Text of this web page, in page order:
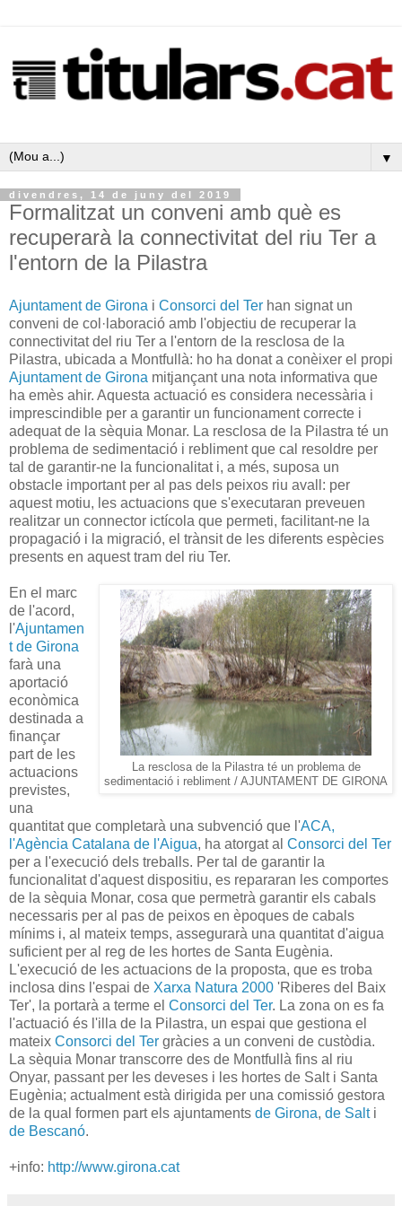
▼
divendres, 14 de juny del 2019
Formalitzat un conveni amb què es
recuperarà la connectivitat del riu Ter a
l'entorn de la Pilastra
Ajuntament de Girona i Consorci del Ter han signat un
conveni de col·laboració amb l'objectiu de recuperar la
connectivitat del riu Ter a l'entorn de la resclosa de la
Pilastra, ubicada a Montfullà: ho ha donat a conèixer el propi
Ajuntament de Girona mitjançant una nota informativa que
ha emès ahir. Aquesta actuació es considera necessària i
imprescindible per a garantir un funcionament correcte i
adequat de la sèquia Monar. La resclosa de la Pilastra té un
problema de sedimentació i rebliment que cal resoldre per
tal de garantir-ne la funcionalitat i, a més, suposa un
obstacle important per al pas dels peixos riu avall: per
aquest motiu, les actuacions que s'executaran preveuen
realitzar un connector ictícola que permeti, facilitant-ne la
propagació i la migració, el trànsit de les diferents espècies
presents en aquest tram del riu Ter.
La resclosa de la Pilastra té un problema de
sedimentació i rebliment / AJUNTAMENT DE GIRONA
En el marc
de l'acord,
l'Ajuntamen
t de Girona
farà una
aportació
econòmica
destinada a
finançar
part de les
actuacions
previstes,
una
quantitat que completarà una subvenció que l'ACA,
l'Agència Catalana de l'Aigua, ha atorgat al Consorci del Ter
per a l'execució dels treballs. Per tal de garantir la
funcionalitat d'aquest dispositiu, es repararan les comportes
de la sèquia Monar, cosa que permetrà garantir els cabals
necessaris per al pas de peixos en èpoques de cabals
mínims i, al mateix temps, assegurarà una quantitat d'aigua
suficient per al reg de les hortes de Santa Eugènia.
L'execució de les actuacions de la proposta, que es troba
inclosa dins l'espai de Xarxa Natura 2000 'Riberes del Baix
Ter', la portarà a terme el Consorci del Ter. La zona on es fa
l'actuació és l'illa de la Pilastra, un espai que gestiona el
mateix Consorci del Ter gràcies a un conveni de custòdia.
La sèquia Monar transcorre des de Montfullà fins al riu
Onyar, passant per les deveses i les hortes de Salt i Santa
Eugènia; actualment està dirigida per una comissió gestora
de la qual formen part els ajuntaments de Girona, de Salti
de Bescanó.
+info: http://www.girona.cat